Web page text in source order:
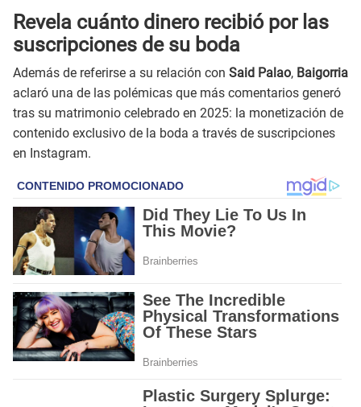
Revela cuánto dinero recibió por las
suscripciones de su boda
Además de referirse a su relación con Said Palao, Baigorria
aclaró una de las polémicas que más comentarios generó
tras su matrimonio celebrado en 2025: la monetización de
contenido exclusivo de la boda a través de suscripciones
en Instagram.